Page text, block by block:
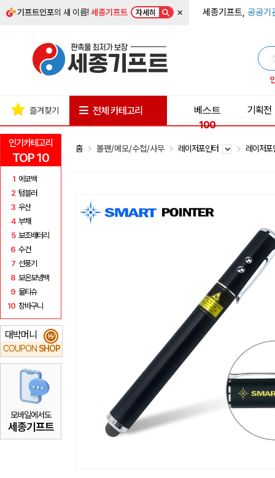
기프트인포의 새 이름!세종기프트 자세히 × 세종기프트, 공공기
인기카테고리
TOP 10
1 에코백
2 텀블러
3 우산
4 부채
5 보조배터리
6 수건
7 선풍기
8 보온보냉백
9 물티슈
10 장바구니
대박머니
COUPON SHOP
₩
모바일에서도
세종기프트
즐겨찾기 전체 카테고리
베스트
100
기획전
홈 볼펜/메모/수첩/사무 레이저포인터 레이저